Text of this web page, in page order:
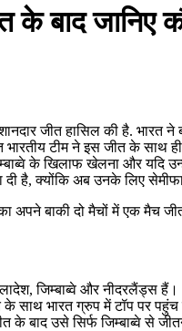
के बाद
जीत हासिल की है. भारत
टीम ने इस जीत के साथ
के खिलाफ खेलना और यदि
है, क्योंकि अब उनके लिए
अपने बाकी दो मैचों में एक मैच
जिम्बाब्वे और नीदरलैंड्स
साथ भारत ग्रुप में टॉप पर पहुंच
बाद उसे सिर्फ जिम्बाब्वे से